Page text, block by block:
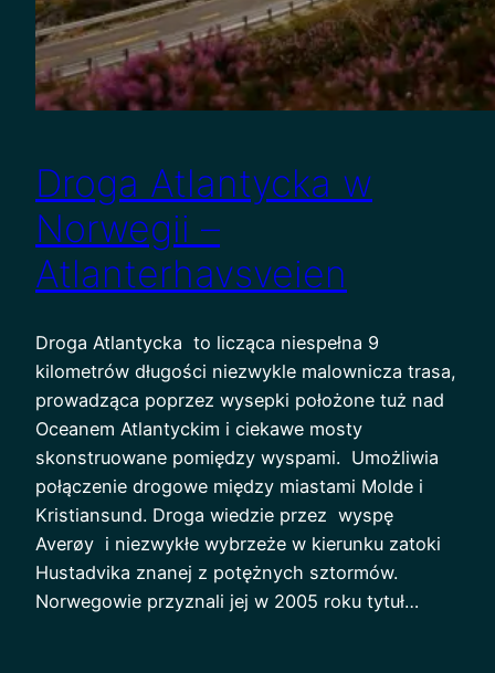
Droga Atlantycka w
Norwegii –
Atlanterhavsveien
Droga Atlantycka to licząca niespełna 9
kilometrów długości niezwykle malownicza trasa,
prowadząca poprzez wysepki położone tuż nad
Oceanem Atlantyckim i ciekawe mosty
skonstruowane pomiędzy wyspami. Umożliwia
połączenie drogowe między miastami Molde i
Kristiansund. Droga wiedzie przez wyspę
Averøy i niezwykłe wybrzeże w kierunku zatoki
Hustadvika znanej z potężnych sztormów.
Norwegowie przyznali jej w 2005 roku tytuł…